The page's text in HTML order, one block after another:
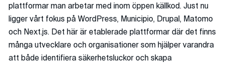
plattformar man arbetar med inom öppen källkod. Just nu
ligger vårt fokus på WordPress, Municipio, Drupal, Matomo
och Next.js. Det här är etablerade plattformar där det finns
många utvecklare och organisationer som hjälper varandra
att både identifiera säkerhetsluckor och skapa